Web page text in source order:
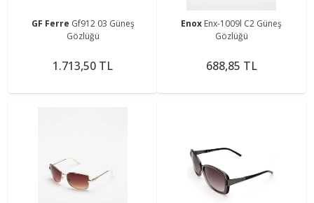
GF Ferre Gf912 03 Güneş
Gözlüğü
1.713,50 TL
Enox Enx-1009l C2 Güneş
Gözlüğü
688,85 TL